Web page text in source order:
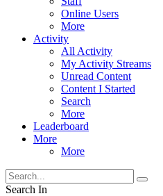
Online Users
More
Activity
All Activity
My Activity Streams
Unread Content
Content I Started
Search
More
Leaderboard
More
More
Search In